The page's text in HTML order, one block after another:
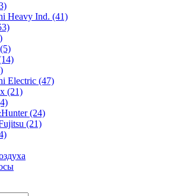
Heavy Ind. (41)
Electric (47)
(21)
(24)
(21)